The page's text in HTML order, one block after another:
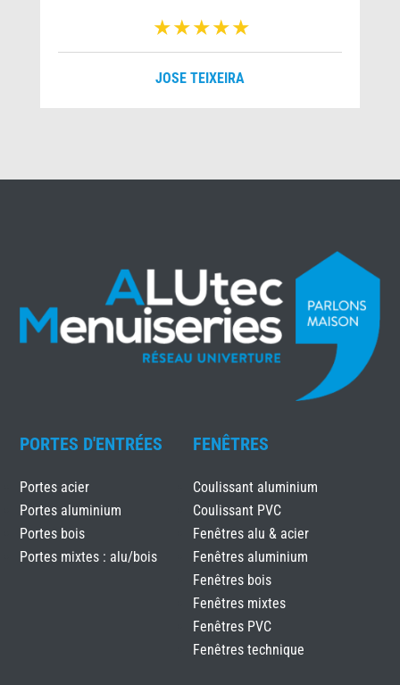
JOSE TEIXEIRA
PORTES D'ENTRÉES
Portes acier
Portes aluminium
Portes bois
Portes mixtes : alu/bois
FENÊTRES
Coulissant aluminium
Coulissant PVC
Fenêtres alu & acier
Fenêtres aluminium
Fenêtres bois
Fenêtres mixtes
Fenêtres PVC
Fenêtres technique